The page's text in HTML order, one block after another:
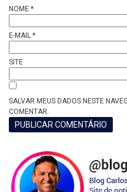
NOME *
E-MAIL *
SITE
SALVAR MEUS DADOS NESTE
COMENTAR.